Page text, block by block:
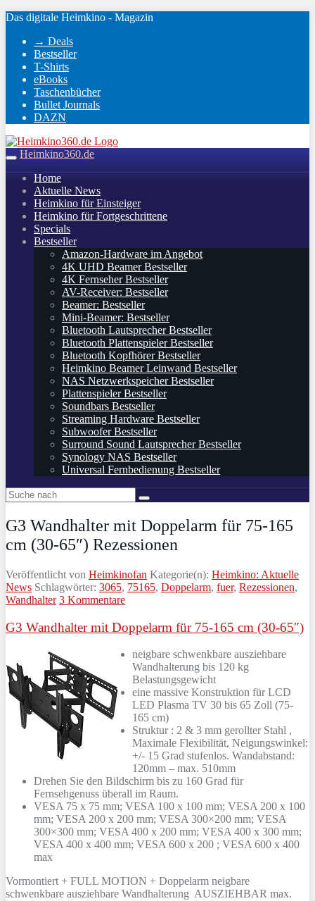
Skip
main
content
Das digitale Heimkino - Magazin
→ Deals
Bestseller
T-Shirts
eBooks
Taschenbücher
Bullet Journals
DAZN
Toggle
navigation
Heimkino360.de
Home
Aktuelle News
Heimkino für Einsteiger
Heimkino für Fortgeschrittene
Specials
Bestseller
Amazon-Hardware im Angebot
4K UHD Beamer Bestseller
4K Fernseher Bestseller
AV-Receiver: Bestseller
Beamer: Bestseller
Mini-Beamer: Bestseller
Bluetooth Lautsprecher Bestseller
Bluetooth Plattenspieler Bestseller
Bluetooth Kopfhörer Bestseller
Heimkino Beamer Leinwand Bestseller
NAS Netzwerkspeicher Bestseller
Plattenspieler Bestseller
Soundbars Bestseller
Streaming Hardware Bestseller
Subwoofer Bestseller
Surround Sound Lautsprecher Bestseller
Synology NAS Bestseller
Universal Fernbedienung Bestseller
G3 Wandhalter mit Doppelarm für 75-165
cm (30-65″) Rezessionen
Veröffentlicht von Heimkinofan Kategorie(n): Heimkino: Aktuelle
News Schlagwörter: 3065, 75165, Doppelarm, fuer, Rezessionen,
Wandhalter 3 Kommentare
G3 Wandhalter mit Doppelarm für 75-165 cm (30-65″)
neigbare schwenkbare ausziehbare
Wandhalterung bis 120 kg
Belastungsgewicht
eine massive Konstruktion für LCD
LED Plasma TV 30 bis 65 Zoll (75-
165 cm)
Struktur : 2 & 3 mm gerollter Stahl ,
Maximale Flexibilität, Neigungswinkel:
+/- 15 Grad stufenlos. Wandabstand:
120mm – max. 510mm
Drehen Sie den Bildschirm bis zu 160 Grad für
Fernsehgenuss überall im Raum.
VESA 75 x 75 mm; VESA 100 x 100 mm; VESA 200 x 100
mm; VESA 200 x 200 mm; VESA 300×200 mm; VESA
300×300 mm; VESA 400 x 200 mm; VESA 400 x 300 mm;
VESA 400 x 400 mm; VESA 600 x 200 ; VESA 600 x 400
max
Vormontiert + FULL MOTION + Doppelarm neigbare
schwenkbare ausziehbare Wandhalterung AUSZIEHBAR max.